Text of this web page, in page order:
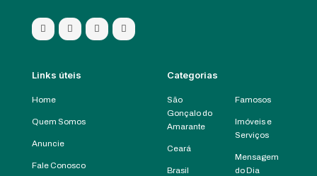
Links úteis
Home
Quem Somos
Anuncie
Fale Conosco
Categorias
São
Gonçalo do
Amarante
Ceará
Brasil
Famosos
Imóveis e
Serviços
Mensagem
do Dia